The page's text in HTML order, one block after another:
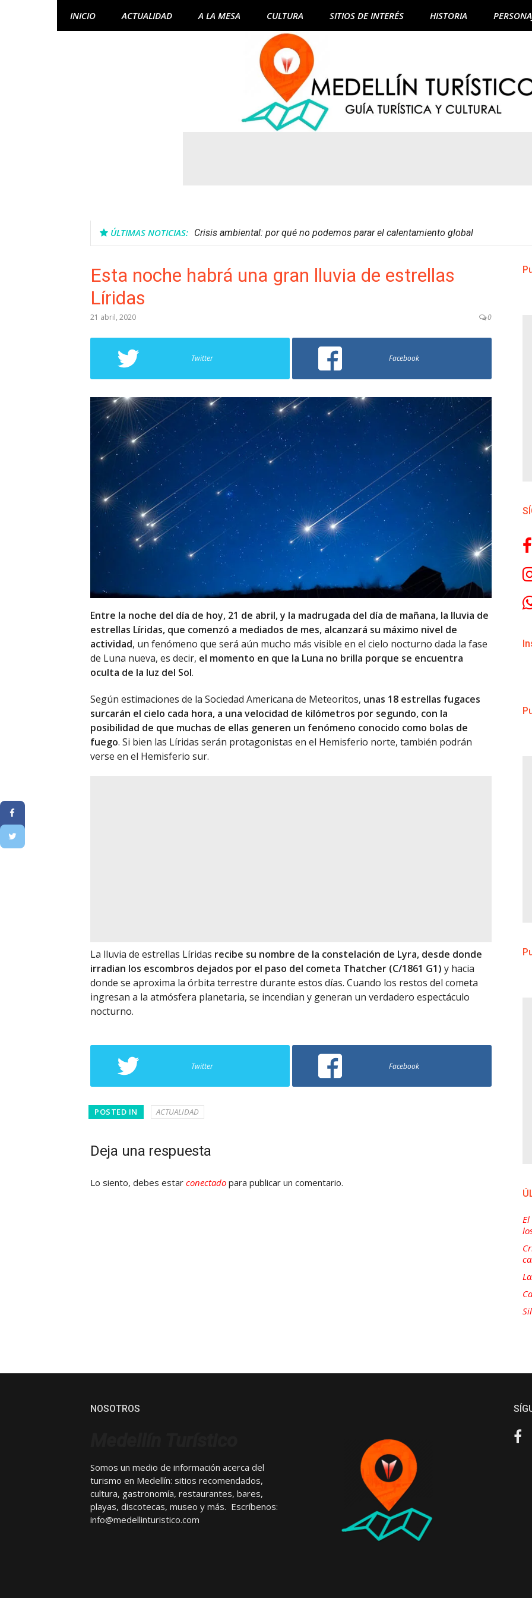
INICIO ACTUALIDAD A LA MESA CULTURA SITIOS DE INTERÉS HISTORIA
ÚLTIMAS NOTICIAS: Crisis ambiental: por qué no podemos parar el calentamiento global
Esta noche habrá una gran lluvia de estrellas
Líridas
21 abril, 2020 0
Twitter Facebook
Entre la noche del día de hoy, 21 de abril, y la madrugada del día de mañana, la lluvia de
estrellas Líridas, que comenzó a mediados de mes, alcanzará su máximo nivel de
actividad, un fenómeno que será aún mucho más visible en el cielo nocturno dada la fase
de Luna nueva, es decir, el momento en que la Luna no brilla porque se encuentra
oculta de la luz del Sol.
Según estimaciones de la Sociedad Americana de Meteoritos, unas 18 estrellas fugaces
surcarán el cielo cada hora, a una velocidad de kilómetros por segundo, con la
posibilidad de que muchas de ellas generen un fenómeno conocido como bolas de
fuego. Si bien las Líridas serán protagonistas en el Hemisferio norte, también podrán
verse en el Hemisferio sur.
La lluvia de estrellas Líridas recibe su nombre de la constelación de Lyra, desde donde
irradian los escombros dejados por el paso del cometa Thatcher (C/1861 G1) y hacia
donde se aproxima la órbita terrestre durante estos días. Cuando los restos del cometa
ingresan a la atmósfera planetaria, se incendian y generan un verdadero espectáculo
nocturno.
Twitter Facebook
POSTED IN ACTUALIDAD
Deja una respuesta
Lo siento, debes estar conectado para publicar un comentario.
NOSOTROS
Somos un medio de información acerca del
turismo en Medellín: sitios recomendados,
cultura, gastronomía, restaurantes, bares,
playas, discotecas, museo y más. Escríbenos:
info@medellinturistico.com